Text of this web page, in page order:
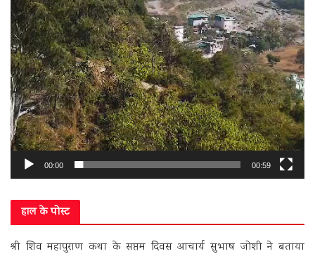
00:00 00:59
हाल के पोस्ट
श्री शिव महापुराण कथा के सप्तम दिवस आचार्य सुभाष जोशी ने बताया